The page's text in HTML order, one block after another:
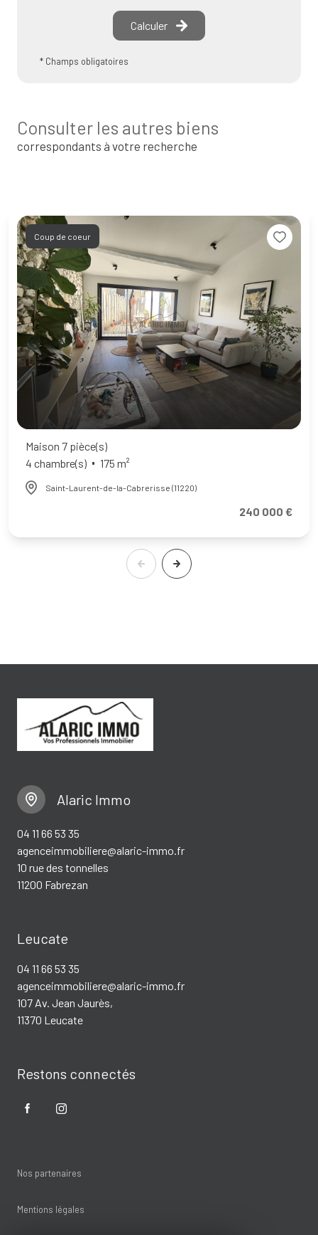
Calculer
* Champs obligatoires
Consulter les autres biens
correspondants à votre recherche
Coup de coeur
Maison 7 pièce(s)
4 chambre(s)
175 m²
Saint-Laurent-de-la-Cabrerisse (11220)
240 000 €
Alaric Immo
04 11 66 53 35
agenceimmobiliere@alaric-immo.fr
10 rue des tonnelles
11200 Fabrezan
Leucate
04 11 66 53 35
agenceimmobiliere@alaric-immo.fr
107 Av. Jean Jaurès,
11370 Leucate
Restons connectés
Nos partenaires
Mentions légales